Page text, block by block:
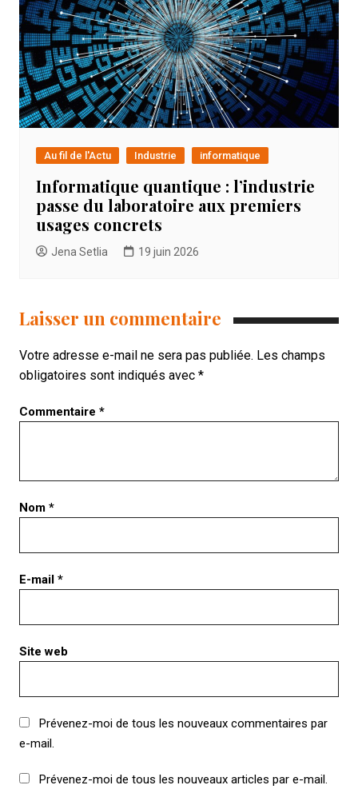
Au fil de l'Actu Industrie informatique
Informatique quantique : l’industrie
passe du laboratoire aux premiers
usages concrets
Jena Setlia 19 juin 2026
Laisser un commentaire
Votre adresse e-mail ne sera pas publiée. Les champs
obligatoires sont indiqués avec *
Commentaire *
Nom *
E-mail *
Site web
Prévenez-moi de tous les nouveaux commentaires par
e-mail.
Prévenez-moi de tous les nouveaux articles par e-mail.